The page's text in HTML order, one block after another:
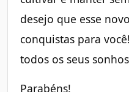
desejo que esse
conquistas para
todos os seus
Parabéns!